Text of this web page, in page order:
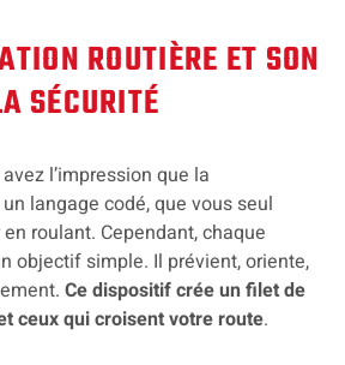
ROUTIÈRE ET SON
SÉCURITÉ
l’impression que la
langage codé, que vous seul
roulant. Cependant, chaque
objectif simple. Il prévient, oriente,
Ce dispositif crée un filet de
ceux qui croisent votre route.